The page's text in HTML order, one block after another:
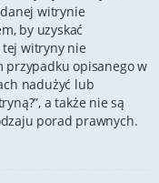
witrynie
by uzyskać
tej witryny nie
przypadku opisanego w
nadużyć lub
a także nie są
porad prawnych.